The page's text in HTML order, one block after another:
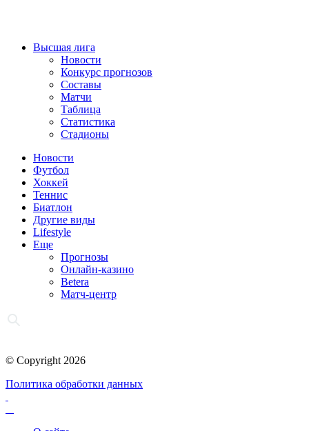
Высшая лига
Новости
Конкурс прогнозов
Составы
Матчи
Таблица
Статистика
Стадионы
Новости
Футбол
Хоккей
Теннис
Биатлон
Другие виды
Lifestyle
Еще
Прогнозы
Онлайн-казино
Betera
Матч-центр
© Copyright 2026
Политика обработки данных